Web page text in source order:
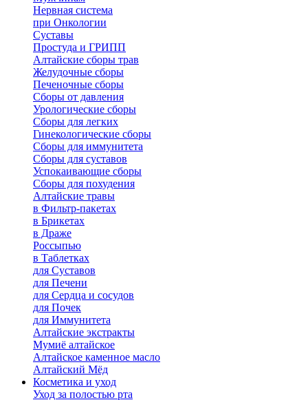
Нервная система
при Онкологии
Суставы
Простуда и ГРИПП
Алтайские сборы трав
Желудочные сборы
Печеночные сборы
Сборы от давления
Урологические сборы
Сборы для легких
Гинекологические сборы
Сборы для иммунитета
Сборы для суставов
Успокаивающие сборы
Сборы для похудения
Алтайские травы
в Фильтр-пакетах
в Брикетах
в Драже
Россыпью
в Таблетках
для Cуставов
для Печени
для Сердца и сосудов
для Почек
для Иммунитета
Алтайские экстракты
Мумиё алтайское
Алтайское каменное масло
Алтайский Мёд
Косметика и уход
Уход за полостью рта